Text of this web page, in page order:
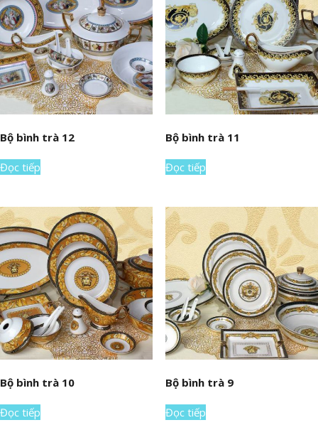
Bộ bình trà 12
Đọc tiếp
Bộ bình trà 11
Đọc tiếp
Bộ bình trà 10
Đọc tiếp
Bộ bình trà 9
Đọc tiếp